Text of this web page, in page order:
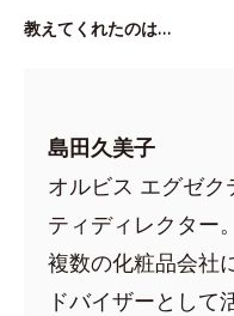
教えてくれたのは…
島田久美子
オルビス エグゼク
ティディレクター。
複数の化粧品会社
ドバイザーとして